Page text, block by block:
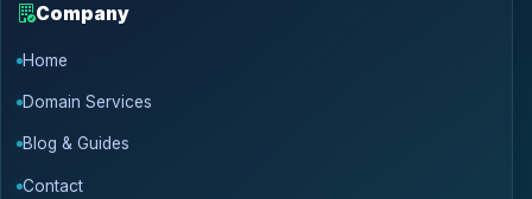
Company
Home
Domain Services
Blog & Guides
Contact